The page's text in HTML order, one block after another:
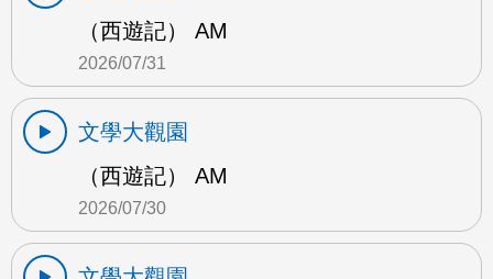
（西遊記） AM
2026/07/31
文學大觀園
（西遊記） AM
2026/07/30